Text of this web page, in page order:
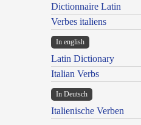
Dictionnaire Latin
Verbes italiens
In english
Latin Dictionary
Italian Verbs
In Deutsch
Italienische Verben